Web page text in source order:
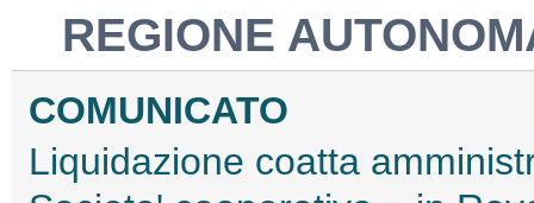
REGIONE
COMUNICATO
Liquidazione coatta